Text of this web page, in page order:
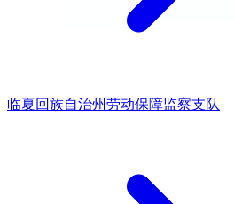
临夏回族自治州劳动保障监察支队